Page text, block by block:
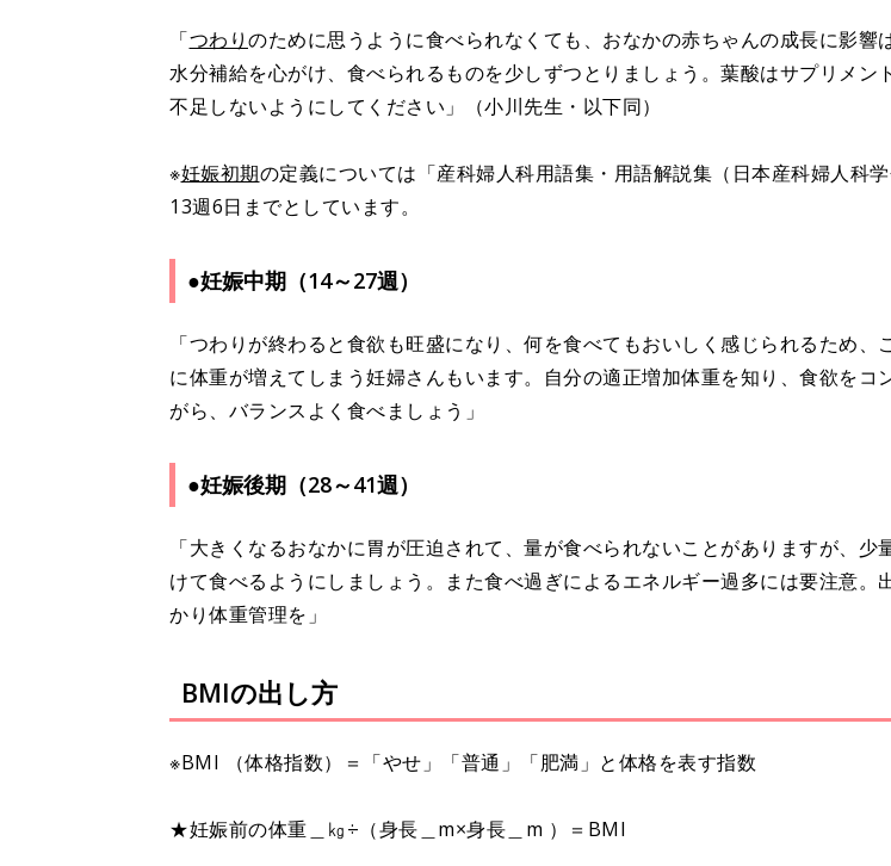
「つわりのために思うように食べられなくても、おなかの赤ちゃんの成長に影響
水分補給を心がけ、食べられるものを少しずつとりましょう。葉酸はサプリメン
不足しないようにしてください」（小川先生・以下同）
※妊娠初期の定義については「産科婦人科用語集・用語解説集（日本産科婦人科学
13週6日までとしています。
●妊娠中期（14～27週）
「つわりが終わると食欲も旺盛になり、何を食べてもおいしく感じられるため、
に体重が増えてしまう妊婦さんもいます。自分の適正増加体重を知り、食欲をコ
がら、バランスよく食べましょう」
●妊娠後期（28～41週）
「大きくなるおなかに胃が圧迫されて、量が食べられないことがありますが、少
けて食べるようにしましょう。また食べ過ぎによるエネルギー過多には要注意。
かり体重管理を」
BMIの出し方
※BMI （体格指数）＝「やせ」「普通」「肥満」と体格を表す指数
★妊娠前の体重＿㎏÷（身長＿m×身長＿m ）＝BMI